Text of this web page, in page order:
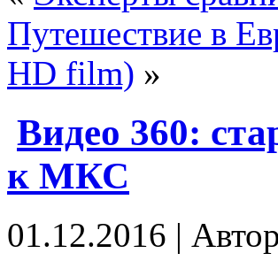
Путешествие в
HD film) »
Видео 360:
к МКС
01.12.2016 |